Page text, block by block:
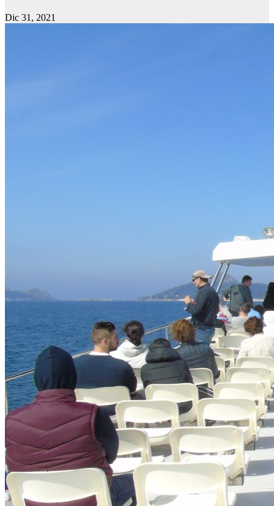
Dic 31, 2021